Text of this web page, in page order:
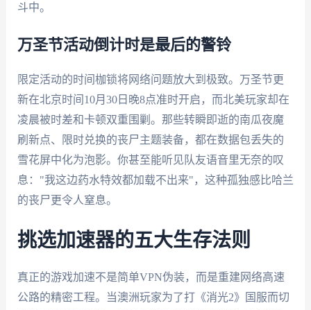
斗中。
万圣节活动倒计时是最后的警铃
限定活动的时间枷锁将网络问题放大到极致。万圣节更
新在北京时间10月30日晚8点准时开启，而北美玩家却在
凌晨被时差和卡顿双重围剿。那些转瞬即逝的南瓜夜魔
刷新点、限时兑换的丧尸主题装备，都在数据包丢失的
雪花屏中化为泡影。你甚至能听见队友语音里无奈的叹
息："我这边药水特效都加载不出来"，这种孤独感比哈兰
的丧尸更令人窒息。
挑选加速器的五大生存法则
真正的游戏加速不是简单VPN伪装，而是重建网络高速
公路的精密工程。当澳洲玩家为了打《消光2》国服而切